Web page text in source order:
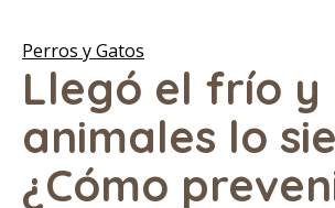
Perros y Gatos
Llegó el frío y
animales lo
¿Cómo